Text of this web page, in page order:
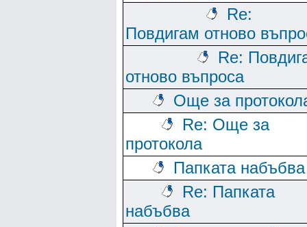
Re:
Повдигам отново
Re:
отново въпроса
Още за
Re: Още за
протокола
Папката набъбва
Re: Папката
набъбва